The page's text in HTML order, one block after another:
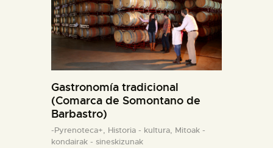
Gastronomía tradicional
(Comarca de Somontano de
Barbastro)
-Pyrenoteca+, Historia - kultura, Mitoak -
kondairak - sineskizunak